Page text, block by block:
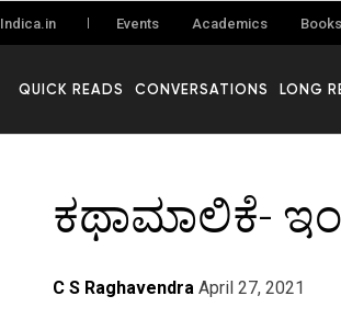
Indica.in Events Academics Books
QUICK READS CONVERSATIONS LONG
ಕಥಾಮಾಲಿಕೆ-
C S Raghavendra April 27, 2021